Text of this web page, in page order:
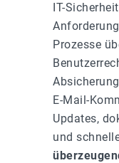
IT-
Prozesse
E-Mail-
Updates,
und